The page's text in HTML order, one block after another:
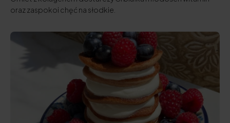
oraz zaspokoi chęć na słodkie.